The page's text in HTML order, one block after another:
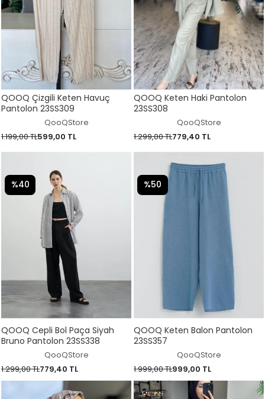
QOOQ Çizgili Keten Havuç
Pantolon 23SS309
QooQStore
1.199,00 TL599,00 TL
QOOQ Keten Haki Pantolon
23SS308
QooQStore
1.299,00 TL779,40 TL
QOOQ Cepli Bol Paça Siyah
Bruno Pantolon 23SS338
QooQStore
1.299,00 TL779,40 TL
%40
QOOQ Keten Balon Pantolon
23SS357
QooQStore
1.999,00 TL999,00 TL
%50